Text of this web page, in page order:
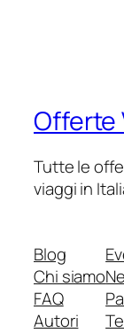
Offerte
Tutte le
viaggi in
Blog
Chi siamo
FAQ
Autori